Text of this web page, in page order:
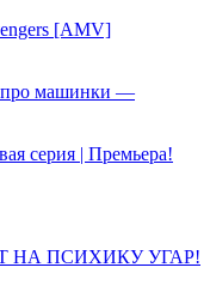
[AMV]
машинки —
серия | Премьера!
НА ПСИХИКУ УГАР!